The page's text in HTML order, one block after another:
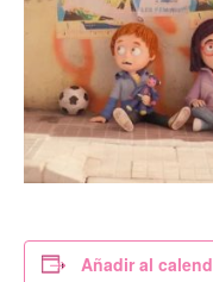
Añadir al